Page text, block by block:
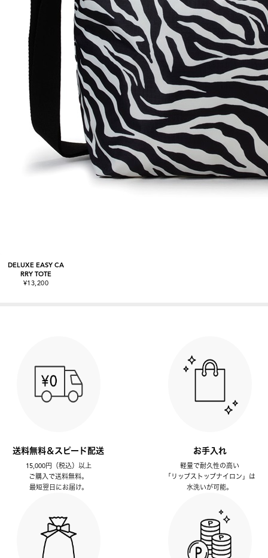
DELUXE EASY CA
RRY TOTE
¥13,200
送料無料＆スピード配送
15,000円（税込）以上
ご購入で送料無料。
最短翌日にお届け。
お手入れ
軽量で耐久性の高い
「リップストップナイロン」は
水洗いが可能。